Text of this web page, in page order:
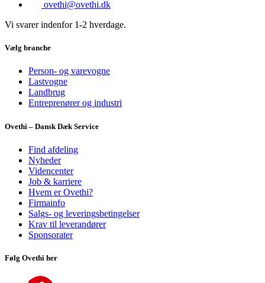
ovethi@ovethi.dk
Vi svarer indenfor 1-2 hverdage.
Vælg branche
Person- og varevogne
Lastvogne
Landbrug
Entreprenører og industri
Ovethi – Dansk Dæk Service
Find afdeling
Nyheder
Videncenter
Job & karriere
Hvem er Ovethi?
Firmainfo
Salgs- og leveringsbetingelser
Krav til leverandører
Sponsorater
Følg Ovethi her